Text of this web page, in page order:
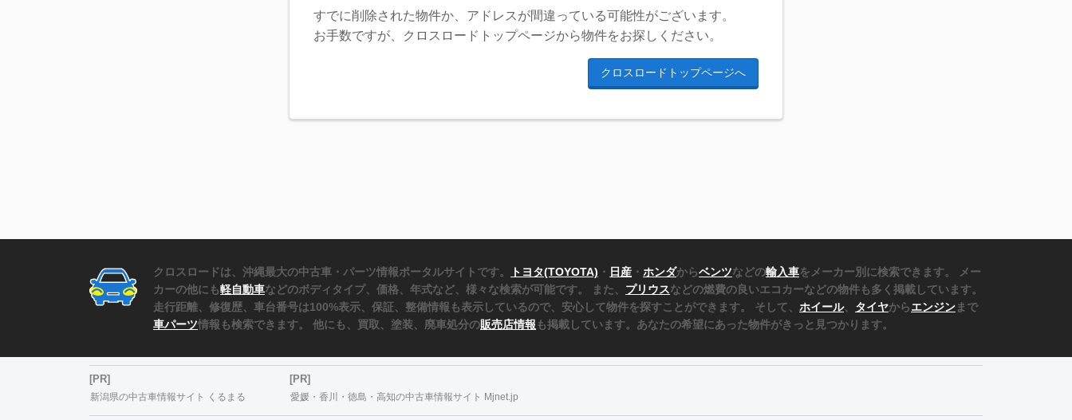
すでに削除された物件か、アドレスが間違っている可能性がございます。
お手数ですが、クロスロードトップページから物件をお探しください。
クロスロードトップページへ
クロスロードは、沖縄最大の中古車・パーツ情報ポータルサイトです。 トヨタ(TOYOTA) ・ 日産 ・ ホンダからベンツなどの輸入車をメーカー別に検索できます。 メー
カーの他にも軽自動車などのボディタイプ、価格、年式など、様々な検索が可能です。 また、 プリウスなどの燃費の良いエコカーなどの物件も多く掲載しています。
走行距離、修復歴、車台番号は100%表示、保証、整備情報も表示しているので、安心して物件を探すことができます。 そして、 ホイール、 タイヤからエンジンまで
車パーツ情報も検索できます。 他にも、買取、塗装、廃車処分の販売店情報 も掲載しています。あなたの希望にあった物件がきっと見つかります。
[PR]
新潟県の中古車情報サイト くるまる
[PR]
愛媛・香川・徳島・高知の中古車情報サイト Mjnet.jp